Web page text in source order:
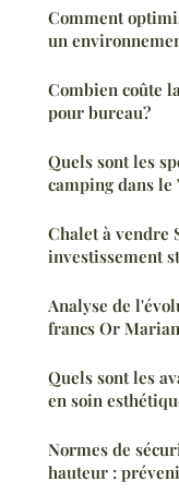
Comment
un
Combien coûte
pour bureau?
Quels sont les
camping dans le
Chalet à
investissement
Analyse de
francs Or
Quels sont les
en soin
Normes de
hauteur :